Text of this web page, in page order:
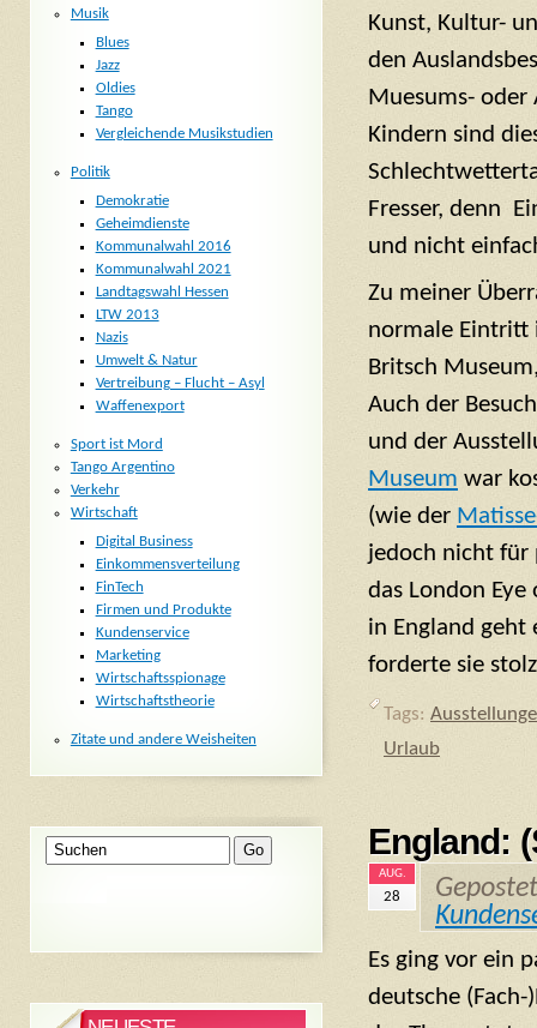
Kunst, Kultur-
den
Muesums- oder
Kindern sind
Fresser, denn
und nicht
Zu meiner
normale Eintritt
Britsch
Auch der
und der
Museum war
(wie der
jedoch nicht für
das London
in England geht
forderte sie
Tags:
Urlaub
England:
AUG.
28
Es ging vor ein
deutsche (Fach-
Musik
Blues
Jazz
Oldies
Tango
Vergleichende Musikstudien
Politik
Demokratie
Geheimdienste
Kommunalwahl 2016
Kommunalwahl 2021
Landtagswahl Hessen
LTW 2013
Nazis
Umwelt & Natur
Vertreibung – Flucht – Asyl
Waffenexport
Sport ist Mord
Tango Argentino
Verkehr
Wirtschaft
Digital Business
Einkommensverteilung
FinTech
Firmen und Produkte
Kundenservice
Marketing
Wirtschaftsspionage
Wirtschaftstheorie
Zitate und andere Weisheiten